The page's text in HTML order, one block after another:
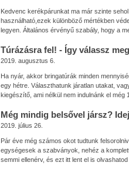
Kedvenc kerékpárunkat ma már szinte
használható,ezek különböző mértékben
legyen. Általános érvényű szabály, hogy a
Túrázásra fel! - Így válassz
2019. augusztus 6.
Ha nyár, akkor bringatúrák minden
egy hétre. Választhatunk járatlan utakat,
kiegészítő, ami nélkül nem indulnánk el még
Még mindig belsővel jársz?
2019. július 26.
Pár éve még számos okot tudtunk
egységesek a szabványok, nehéz a
semmi ellenérv, és ezt itt lent el is olvashatod